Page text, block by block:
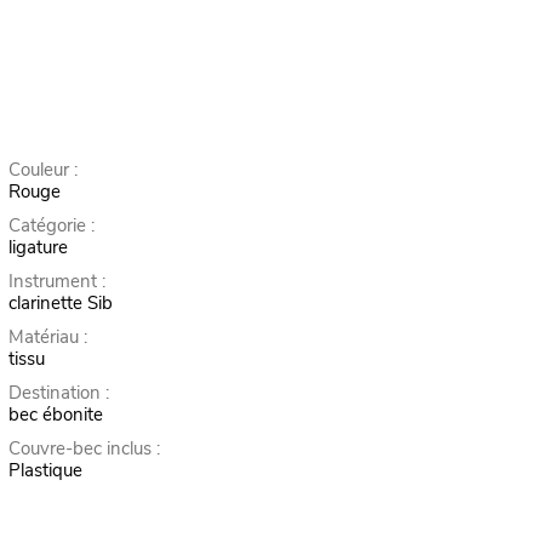
Couleur :
Rouge
Catégorie :
ligature
Instrument :
clarinette Sib
Matériau :
tissu
Destination :
bec ébonite
Couvre-bec inclus :
Plastique